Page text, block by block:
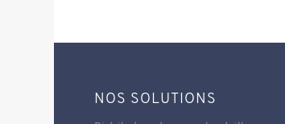
NOS SOLUTIONS